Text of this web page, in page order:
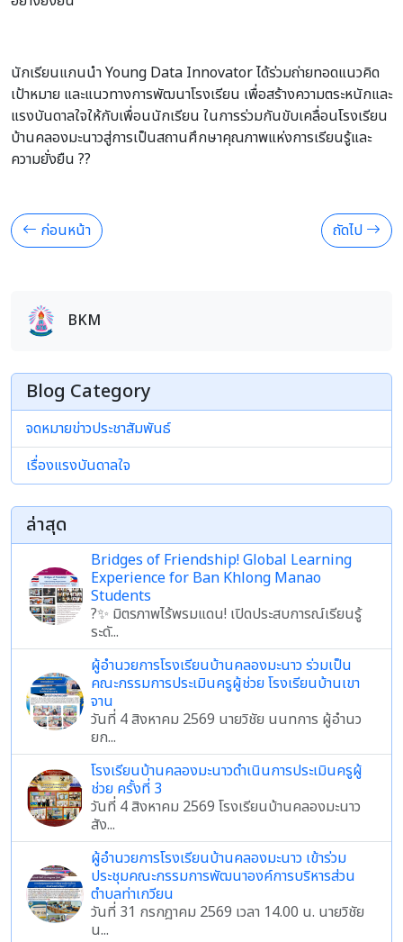
นักเรียนแกนนำ Young Data Innovator ได้ร่วมถ่ายทอดแนวคิด
เป้าหมาย และแนวทางการพัฒนาโรงเรียน เพื่อสร้างความตระหนักและ
แรงบันดาลใจให้กับเพื่อนนักเรียน ในการร่วมกันขับเคลื่อนโรงเรียน
บ้านคลองมะนาวสู่การเป็นสถานศึกษาคุณภาพแห่งการเรียนรู้และ
ความยั่งยืน ??
ก่อนหน้า ถัดไป
BKM
Blog Category
จดหมายข่าวประชาสัมพันธ์
เรื่องแรงบันดาลใจ
ล่าสุด
Bridges of Friendship! Global Learning
Experience for Ban Khlong Manao
Students
?✨ มิตรภาพไร้พรมแดน! เปิดประสบการณ์เรียนรู้
ระดั...
ผู้อำนวยการโรงเรียนบ้านคลองมะนาว ร่วมเป็น
คณะกรรมการประเมินครูผู้ช่วย โรงเรียนบ้านเขา
จาน
วันที่ 4 สิงหาคม 2569 นายวิชัย นนทการ ผู้อำนว
ยก...
โรงเรียนบ้านคลองมะนาวดำเนินการประเมินครูผู้
ช่วย ครั้งที่ 3
วันที่ 4 สิงหาคม 2569 โรงเรียนบ้านคลองมะนาว
สัง...
ผู้อำนวยการโรงเรียนบ้านคลองมะนาว เข้าร่วม
ประชุมคณะกรรมการพัฒนาองค์การบริหารส่วน
ตำบลท่าเกวียน
วันที่ 31 กรกฎาคม 2569 เวลา 14.00 น. นายวิชัย
น...